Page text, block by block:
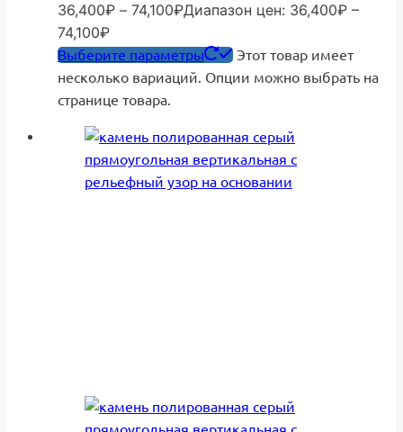
36,400₽ – 74,100₽Диапазон цен: 36,400₽ –
74,100₽
Выберите параметры
Этот товар имеет
несколько вариаций. Опции можно выбрать на
странице товара.